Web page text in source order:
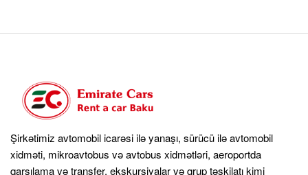
Şirkətimiz avtomobil icarəsi ilə yanaşı, sürücü ilə avtomobil
xidməti, mikroavtobus və avtobus xidmətləri, aeroportda
qarşılama və transfer, ekskursiyalar və qrup təşkilatı kimi